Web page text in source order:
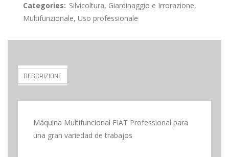
Categories: Silvicoltura, Giardinaggio e Irrorazione,
Multifunzionale, Uso professionale
DESCRIZIONE
Máquina Multifuncional FIAT Professional para
una gran variedad de trabajos